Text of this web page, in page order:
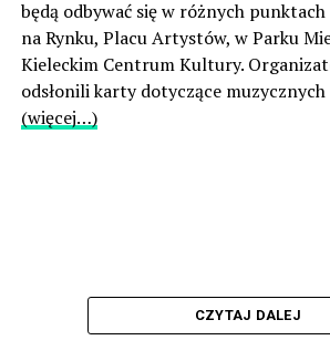
będą odbywać się w różnych
na Rynku, Placu Artystów, w Parku
Kieleckim Centrum Kultury.
odsłonili karty dotyczące
(więcej…)
CZYTAJ DALEJ